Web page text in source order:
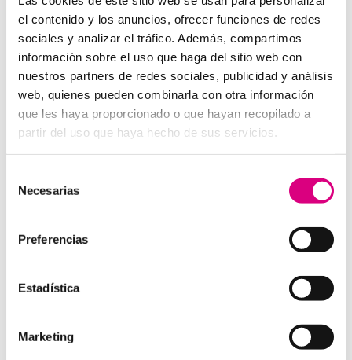
el contenido y los anuncios, ofrecer funciones de redes
sociales y analizar el tráfico. Además, compartimos
información sobre el uso que haga del sitio web con
nuestros partners de redes sociales, publicidad y análisis
web, quienes pueden combinarla con otra información
que les haya proporcionado o que hayan recopilado a
partir del uso que haya hecho de sus servicios.
Necesarias
Preferencias
Estadística
Marketing
desde donde estés
Tendencias actuales en marketing y publicidad que
debes aplicar en tu plan de marketing
Centralitas virtuales: una solución para la gestión de
llamadas
Aplicaciones de Inteligencia Artificial para el Marketing
Digital
debe utilizar en 2025
Los beneficios de la telefonía virtual para empresas de
Estrategias de Marketing Digital para Pymes
10 consejos para optimizar la velocidad de carga de tu